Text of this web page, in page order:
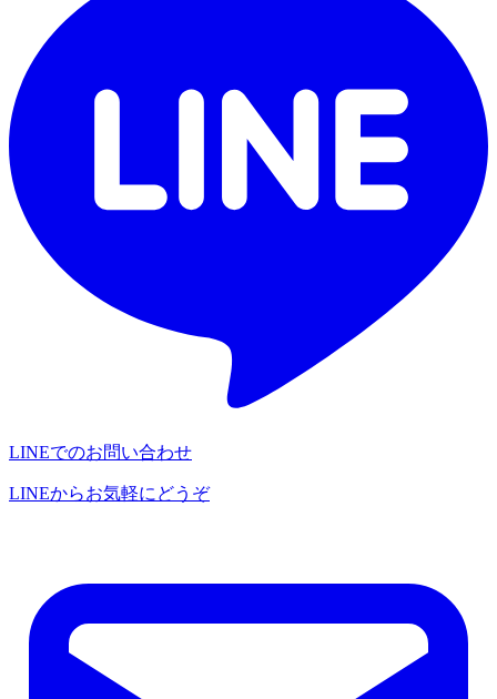
LINEでのお問い合わせ
LINEからお気軽にどうぞ